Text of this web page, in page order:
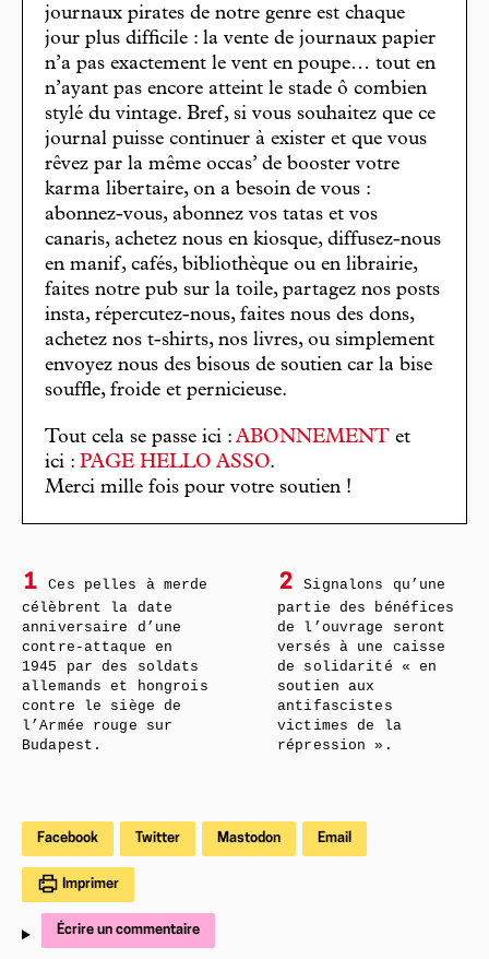
journaux pirates de notre genre est chaque
jour plus difficile : la vente de journaux papier
n’a pas exactement le vent en poupe… tout en
n’ayant pas encore atteint le stade ô combien
stylé du vintage. Bref, si vous souhaitez que ce
journal puisse continuer à exister et que vous
rêvez par la même occas’ de booster votre
karma libertaire, on a besoin de vous :
abonnez-vous, abonnez vos tatas et vos
canaris, achetez nous en kiosque, diffusez-nous
en manif, cafés, bibliothèque ou en librairie,
faites notre pub sur la toile, partagez nos posts
insta, répercutez-nous, faites nous des dons,
achetez nos t-shirts, nos livres, ou simplement
envoyez nous des bisous de soutien car la bise
souffle, froide et pernicieuse.
Tout cela se passe ici : ABONNEMENT et
ici : PAGE HELLO ASSO.
Merci mille fois pour votre soutien !
1
Ces pelles à merde
célèbrent la date
anniversaire d’une
contre-attaque en
1945 par des soldats
allemands et hongrois
contre le siège de
l’Armée rouge sur
Budapest.
2
Signalons qu’une
partie des bénéfices
de l’ouvrage seront
versés à une caisse
de solidarité « en
soutien aux
antifascistes
victimes de la
répression ».
Facebook Twitter Mastodon Email
Imprimer
Écrire un commentaire